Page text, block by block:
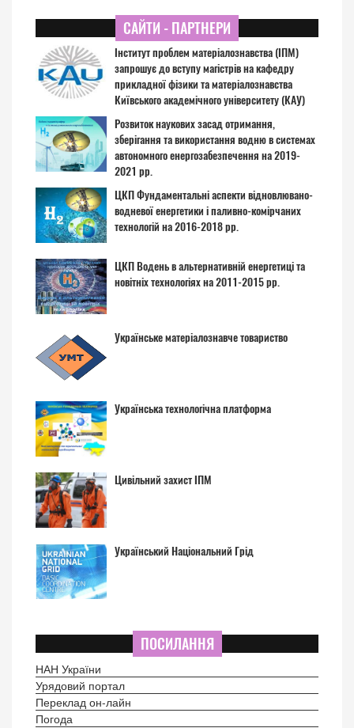
САЙТИ - ПАРТНЕРИ
Інститут проблем матеріалознавства (ІПМ)
запрошує до вступу магістрів на кафедру
прикладної фізики та матеріалознавства
Київського академічного університету (КАУ)
Розвиток наукових засад отримання,
зберігання та використання водню в системах
автономного енергозабезпечення на 2019-
2021 рр.
ЦКП Фундаментальні аспекти відновлювано-
водневої енергетики і паливно-комірчаних
технологій на 2016-2018 рр.
ЦКП Водень в альтернативній енергетиці та
новітніх технологіях на 2011-2015 рр.
Українське матеріалознавче товариство
Українська технологічна платформа
Цивільний захист ІПМ
Український Національний Грід
ПОСИЛАННЯ
НАН України
Урядовий портал
Переклад он-лайн
Погода